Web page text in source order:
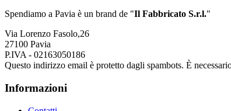
Spendiamo a Pavia è un brand de "Il Fabbricato S.r.l."
Via Lorenzo Fasolo,26
27100 Pavia
P.IVA - 02163050186
Questo indirizzo email è protetto dagli spambots. È
Informazioni